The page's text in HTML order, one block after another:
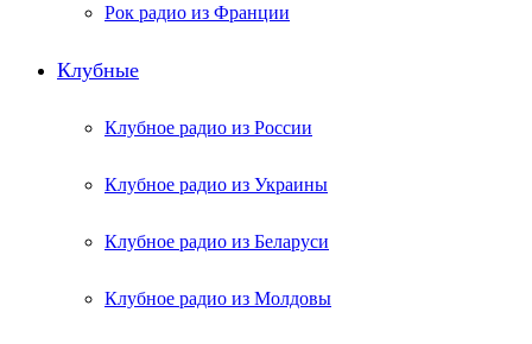
Рок радио из Франции
Клубные
Клубное радио из России
Клубное радио из Украины
Клубное радио из Беларуси
Клубное радио из Молдовы